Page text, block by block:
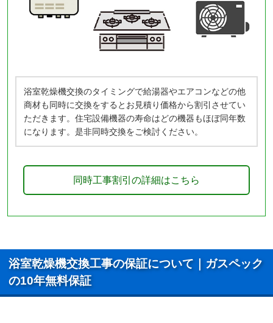
浴室乾燥機交換のタイミングで給湯器やエアコンなどの他
商材も同時に交換をするとお見積り価格から割引させてい
ただきます。住宅設備機器の寿命はどの機器もほぼ同年数
になります。是非同時交換をご検討ください。
同時工事割引の詳細はこちら
浴室乾燥機交換工事の保証について｜ガスペック
の10年無料保証